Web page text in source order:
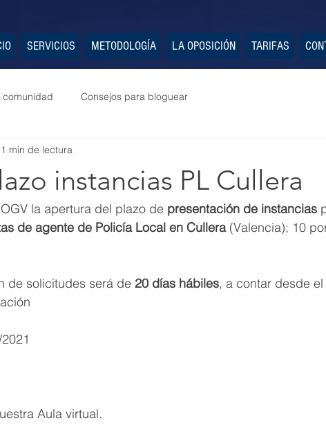
SERVICIOS METODOLOGÍA LA OPOSICIÓN TARIFAS
comunidad Consejos para bloguear
instancias PL Cullera
1 min de lectura
la apertura del plazo de presentación de instancias
de agente de Policía Local en Cullera (Valencia); 10
de solicitudes será de 20 días hábiles, a contar desde
Aula virtual.